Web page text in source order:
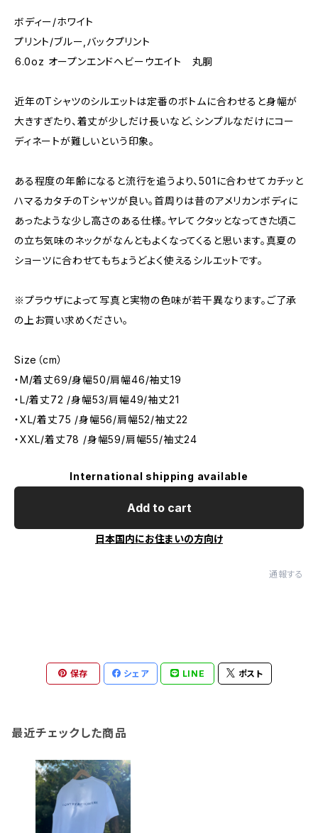
ボディー/ホワイト
プリント/ブルー,バックプリント
⁡6.0oz オープンエンドヘビーウエイト 丸胴
近年のTシャツのシルエットは定番のボトムに合わせると身幅が
大きすぎたり、着丈が少しだけ長いなど、シンプルなだけにコー
ディネートが難しいという印象。
ある程度の年齢になると流行を追うより、501に合わせてカチッと
ハマるカタチのTシャツが良い。首周りは昔のアメリカンボディに
あったような少し高さのある仕様。ヤレてクタッとなってきた頃こ
の立ち気味のネックがなんともよくなってくると思います。真夏の
ショーツに合わせてもちょうどよく使えるシルエットです。
※プラウザによって写真と実物の色味が若干異なります。ご了承
の上お買い求めください。
Size（cm）
・M/着丈69/身幅50/肩幅46/袖丈19
・L/着丈72 /身幅53/肩幅49/袖丈21
・XL/着丈75 /身幅56/肩幅52/袖丈22
・XXL/着丈78 /身幅59/肩幅55/袖丈24
International shipping available
Add to cart
日本国内にお住まいの方向け
通報する
保存 シェア LINE ポスト
最近チェックした商品